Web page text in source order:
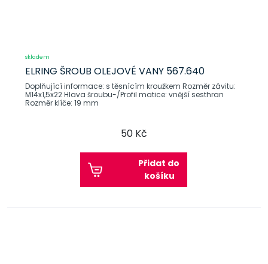
skladem
ELRING ŠROUB OLEJOVÉ VANY 567.640
Doplňující informace: s těsnícím kroužkem Rozměr závitu:
M14x1,5x22 Hlava šroubu-/Profil matice: vnější sesthran
Rozměr klíče: 19 mm
50 Kč
Přidat do
košíku